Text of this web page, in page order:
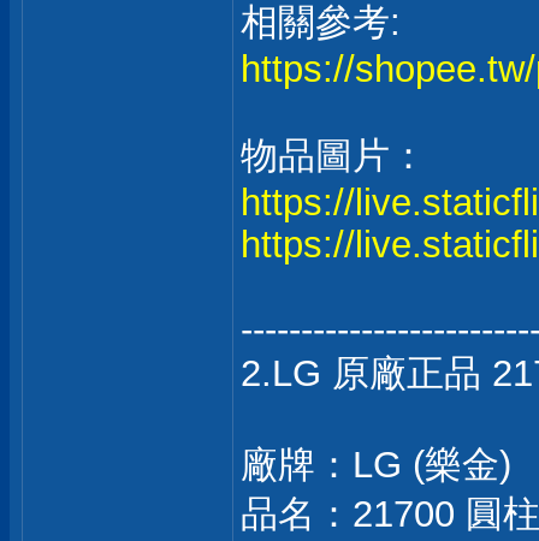
相關參考:
https://
物品圖片：
https://
https://
2.LG 原廠正品
廠牌：LG (樂金)
品名：21700 圓